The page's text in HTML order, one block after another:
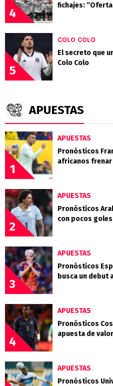
4
fichajes:
5
COLO COLO
El secreto que
Colo Colo
APUESTAS
1
APUESTAS
Pronósticos
africanos
2
APUESTAS
Pronósticos
con pocos
3
APUESTAS
Pronósticos
busca un debut
4
APUESTAS
Pronósticos
apuesta de
APUESTAS
Pronósticos